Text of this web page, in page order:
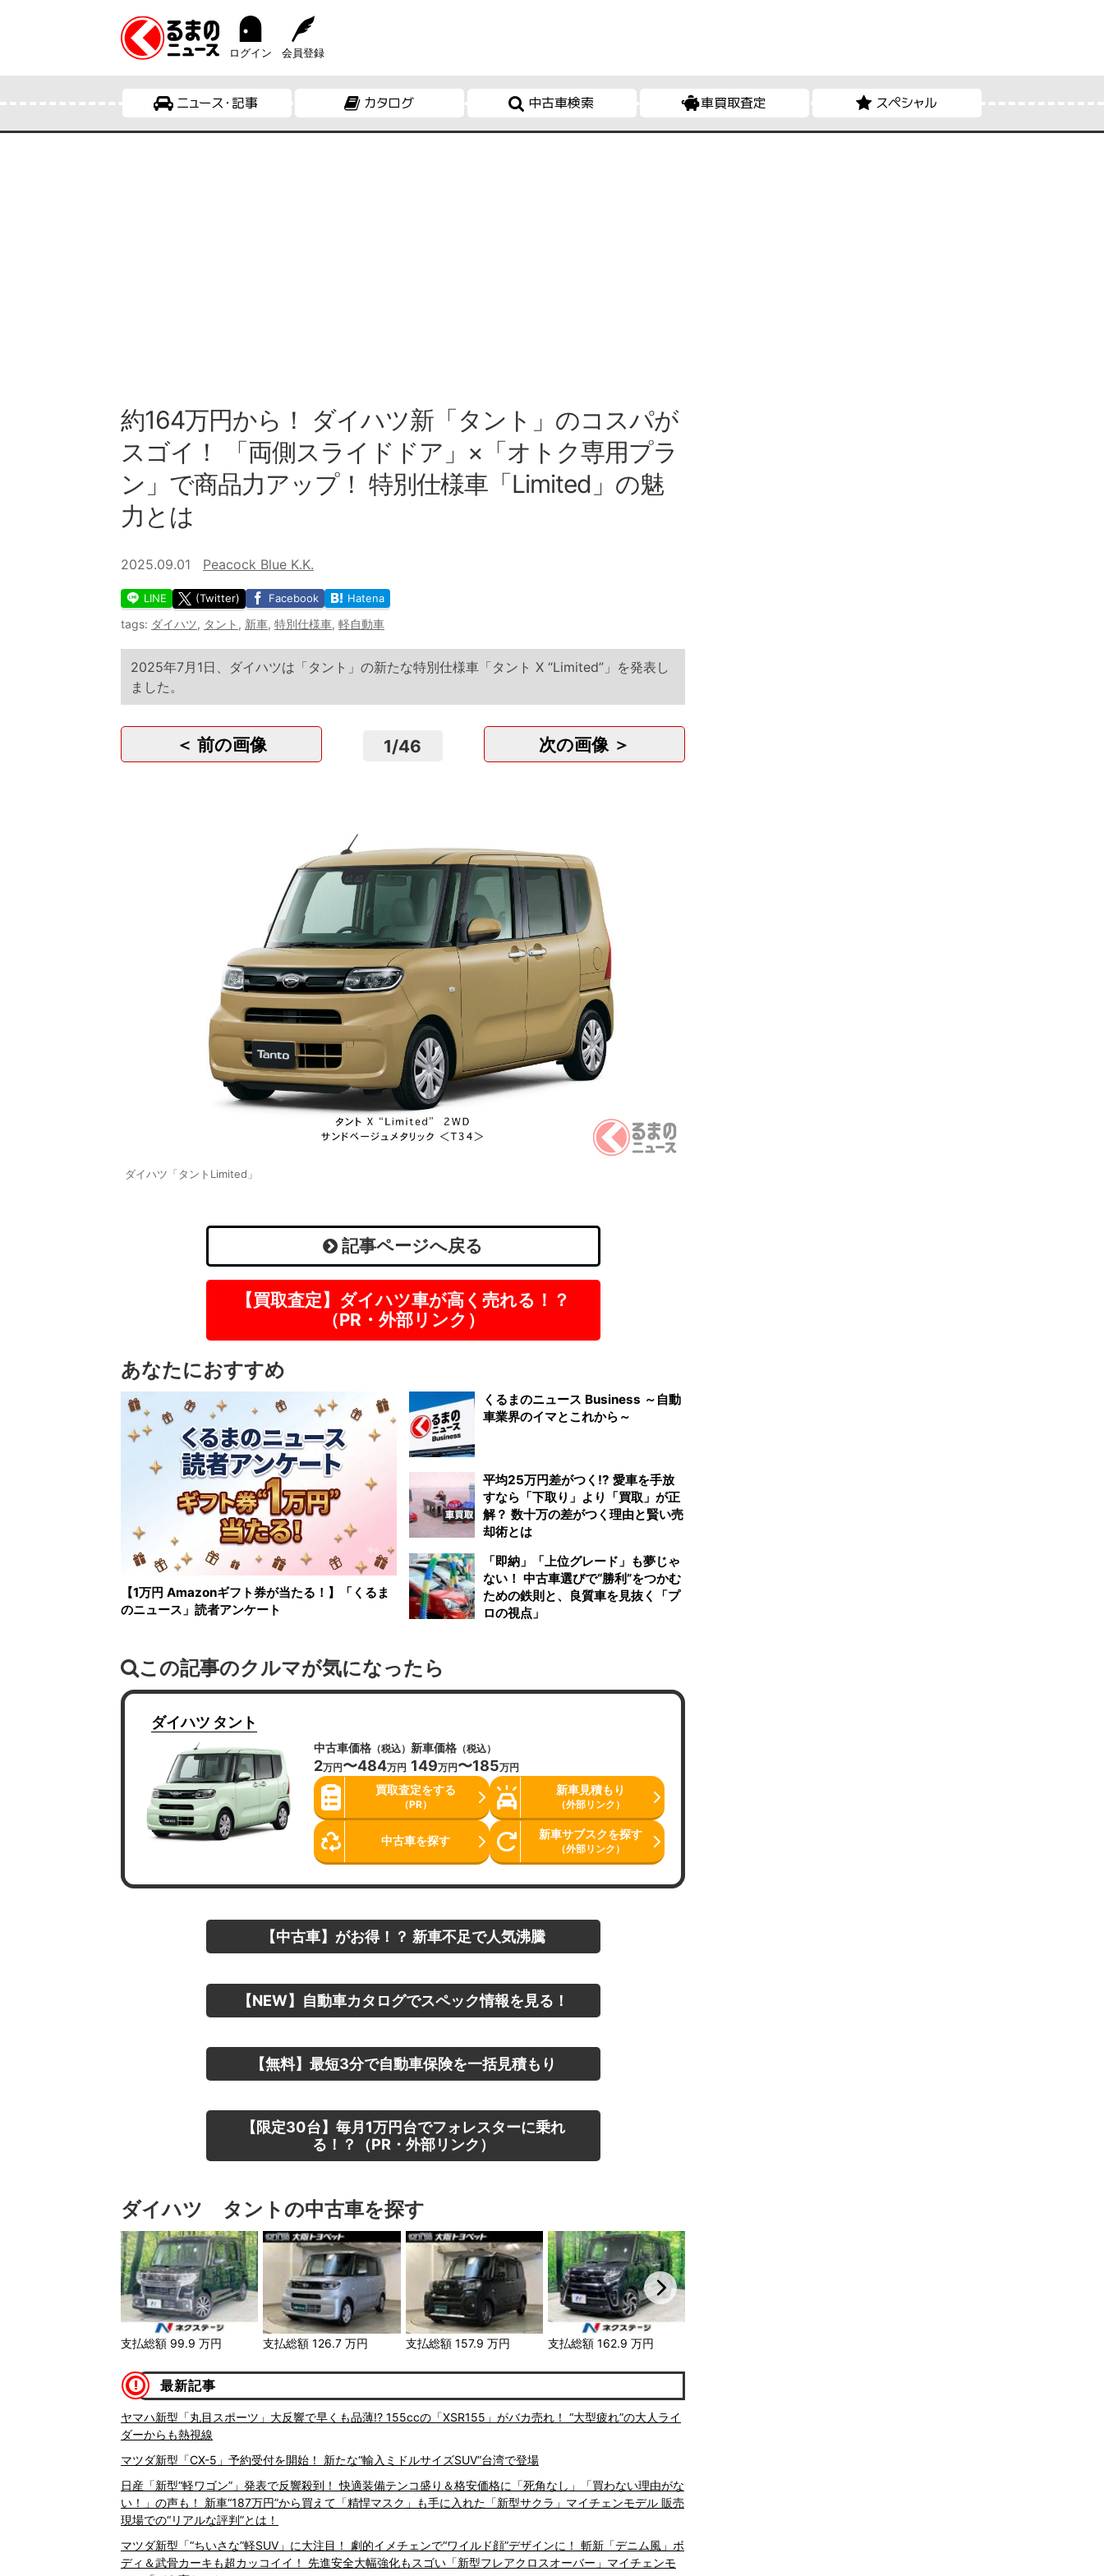
ログイン 会員登録
ニュース・記事 カタログ 中古車検索 車買取査定 スペシャル
約164万円から！ ダイハツ新「タント」のコスパが
スゴイ！ 「両側スライドドア」×「オトク専用プラ
ン」で商品力アップ！ 特別仕様車「Limited」の魅
力とは
2025.09.01 Peacock Blue K.K.
LINE (Twitter) Facebook Hatena
tags: ダイハツ, タント , 新車, 特別仕様車, 軽自動車
2025年7月1日、ダイハツは「タント」の新たな特別仕様車「タント X “Limited”」を発表し
ました。
＜ 前の画像 1/46 次の画像 ＞
ダイハツ「タントLimited」
記事ページへ戻る
【買取査定】ダイハツ車が高く売れる！？
（PR・外部リンク）
あなたにおすすめ
【1万円 Amazonギフト券が当たる！】「くるま
のニュース」読者アンケート
くるまのニュース Business ～自動
車業界のイマとこれから～
平均25万円差がつく!? 愛車を手放
すなら「下取り」より「買取」が正
解？ 数十万の差がつく理由と賢い売
却術とは
「即納」「上位グレード」も夢じゃ
ない！ 中古車選びで“勝利”をつかむ
ための鉄則と、良質車を見抜く「プ
ロの視点」
この記事のクルマが気になったら
ダイハツ タント
中古車価格 （税込）
2万円〜484万円
新車価格 （税込）
149万円〜185万円
買取査定をする
（PR）
新車見積もり
（外部リンク）
中古車を探す 新車サブスクを探す
（外部リンク）
【中古車】がお得！？ 新車不足で人気沸騰
【NEW】自動車カタログでスペック情報を見る！
【無料】最短3分で自動車保険を一括見積もり
【限定30台】毎月1万円台でフォレスターに乗れ
る！？（PR・外部リンク）
ダイハツ タントの中古車を探す
支払総額 99.9 万円 支払総額 126.7 万円 支払総額 157.9 万円 支払総額 162.9 万円
最新記事
ヤマハ新型「丸目スポーツ」大反響で早くも品薄!? 155ccの「XSR155」がバカ売れ！ “大型疲れ”の大人ライ
ダーからも熱視線
マツダ新型「CX-5」予約受付を開始！ 新たな“輸入ミドルサイズSUV”台湾で登場
日産「新型“軽ワゴン”」発表で反響殺到！ 快適装備テンコ盛り＆格安価格に「死角なし」「買わない理由がな
い！」の声も！ 新車“187万円”から買えて「精悍マスク」も手に入れた「新型サクラ」マイチェンモデル 販売
現場での“リアルな評判”とは！
マツダ新型「“ちいさな”軽SUV」に大注目！ 劇的イメチェンで“ワイルド顔”デザインに！ 斬新「デニム風」ボ
ディ＆武骨カーキも超カッコイイ！ 先進安全大幅強化もスゴい「新型フレアクロスオーバー」マイチェンモ